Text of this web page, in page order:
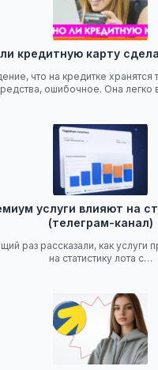
кредитную карту
что на кредитке хранятся
ошибочное. Она
услуги влияют на
(телеграм-канал)
раз рассказали, как услуги
на статистику лота с…